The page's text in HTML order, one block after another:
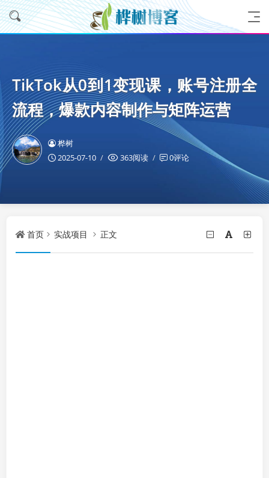
TikTok从0到1变现课，账号注册全
流程，爆款内容制作与矩阵运营
桦树
2025-07-10
363阅读 0评论
首页 实战项目 正文